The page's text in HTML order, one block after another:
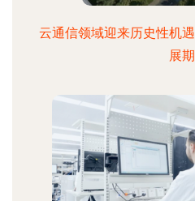
云通信领域迎来历史性机
展期